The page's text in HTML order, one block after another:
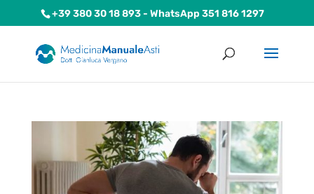
+39 380 30 18 893- WhatsApp 351 816 1297